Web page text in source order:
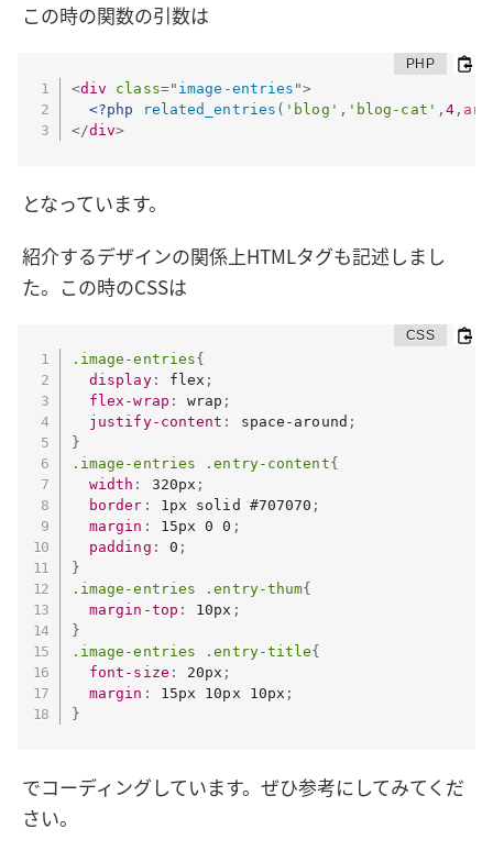
この時の関数の引数は
<div class=" image-entries ">
<?php
related_entries ( 'blog' , 'blog-cat' , 4 ,
</div>
となっています。
紹介するデザインの関係上HTMLタグも記述しまし
た。この時のCSSは
.image-entries{
display: flex ;
flex-wrap : wrap ;
justify-content : space-around ;
}
.image-entries .entry-content{
width : 320px ;
border : 1px solid #707070 ;
margin : 15px 0 0 ;
padding : 0 ;
}
.image-entries .entry-thum{
margin-top : 10px ;
}
.image-entries .entry-title{
font-size : 20px ;
margin : 15px 10px 10px ;
}
でコーディングしています。ぜひ参考にしてみてくだ
さい。